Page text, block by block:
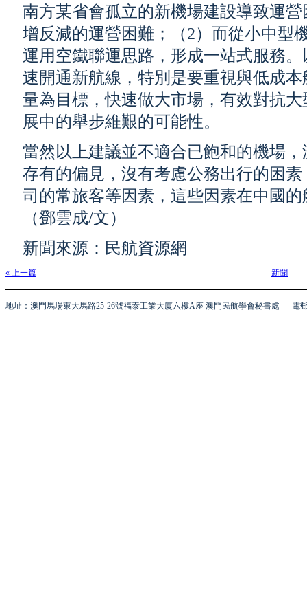
南方某省會孤立的新機場建設導致運
增反減的運營困難；
（2）而從小中型
運用空鐵聯運思路，形成一站式服務
速開通新航線，特別是要重視與低成
量為目標，快速做大市場，有效對抗
展中的舉步維艱的可能性。
當然以上建議並不適合已飽和的機場
存有的偏見，沒有考慮公務出行的困
司的常旅客等因素，這些因素在中國
（鄧雲成/文）
新聞來源：民航資源網
« 上一篇 新聞
地址：澳門馬場東大馬路25-26號福泰工業大廈六樓A座 澳門民航學會秘書處 電